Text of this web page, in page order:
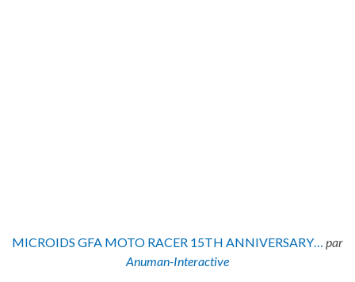
MICROIDS GFA MOTO RACER 15TH ANNIVERSARY… par
Anuman-Interactive